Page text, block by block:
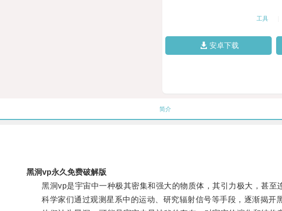
工具
安卓下载
简介
黑洞vp永久免费破解版
黑洞vp是宇宙中一种极其密集和强大的物质体，其引力极大，甚至
科学家们通过观测星系中的运动、研究辐射信号等手段，逐渐揭开黑